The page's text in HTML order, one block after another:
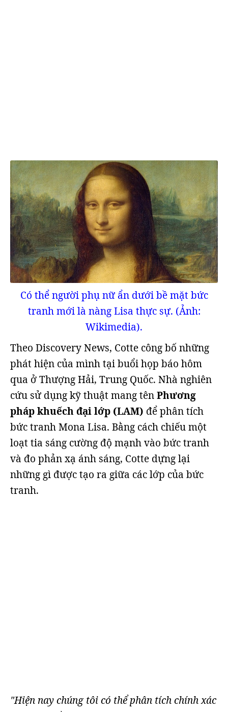
Có thể người phụ nữ ẩn dưới bề mặt bức
tranh mới là nàng Lisa thực sự. (Ảnh:
Wikimedia).
Theo Discovery News, Cotte công bố những
phát hiện của mình tại buổi họp báo hôm
qua ở Thượng Hải, Trung Quốc. Nhà nghiên
cứu sử dụng kỹ thuật mang tênPhương
pháp khuếch đại lớp (LAM) để phân tích
bức tranh Mona Lisa. Bằng cách chiếu một
loạt tia sáng cường độ mạnh vào bức tranh
và đo phản xạ ánh sáng, Cotte dựng lại
những gì được tạo ra giữa các lớp của bức
tranh.
"Hiện nay chúng tôi có thể phân tích chính xác